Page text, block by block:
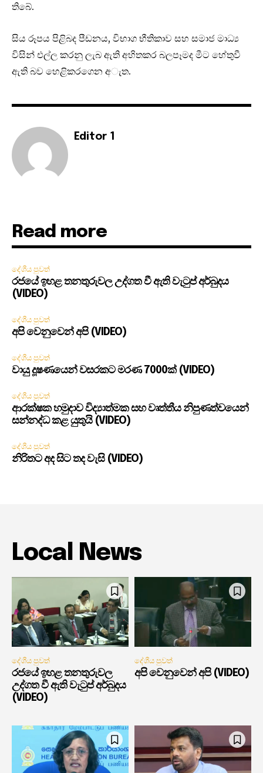
තිබේ.
සිය රූපය පිළිබද පීඩනය, විභාග භීතිකාව සහ සමාජ මාධ්‍ය
විසින් එල්ල කරනු ලැබ ඇති අහිතකර බලපෑමද මීට හේතුවී
ඇති බව හෙළිකරගෙන අැත.
Editor 1
Read more
දේශීය පුවත්
රජයේ ඉහළ තනතුරුවල උද්ගත වී ඇති වැටුප් අර්බුදය
(VIDEO)
දේශීය පුවත්
අපි වෙනුවෙන් අපි (VIDEO)
දේශීය පුවත්
වායු දූෂණයෙන් වසරකට මරණ 7000ක් (VIDEO)
දේශීය පුවත්
ආරක්ෂක හමුදාව විද්‍යාත්මක සහ වෘත්තීය නිපුණත්වයෙන්
සන්නද්ධ කළ යුතුයි (VIDEO)
දේශීය පුවත්
නිරිතට අද සිට තද වැසි (VIDEO)
Local News
දේශීය පුවත්
රජයේ ඉහළ තනතුරුවල
උද්ගත වී ඇති වැටුප් අර්බුදය
(VIDEO)
දේශීය පුවත්
අපි වෙනුවෙන් අපි (VIDEO)